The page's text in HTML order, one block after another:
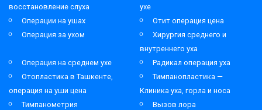
восстановление слуха
ухе
Операции на ушах
Отит операция цена
Операция за ухом
Хирургия среднего и
внутреннего уха
Операция на среднем ухе
Радикал операция уха
Отопластика в Ташкенте,
операция на уши цена
Тимпанопластика —
Клиника уха, горла и носа
Тимпанометрия
Вызов лора